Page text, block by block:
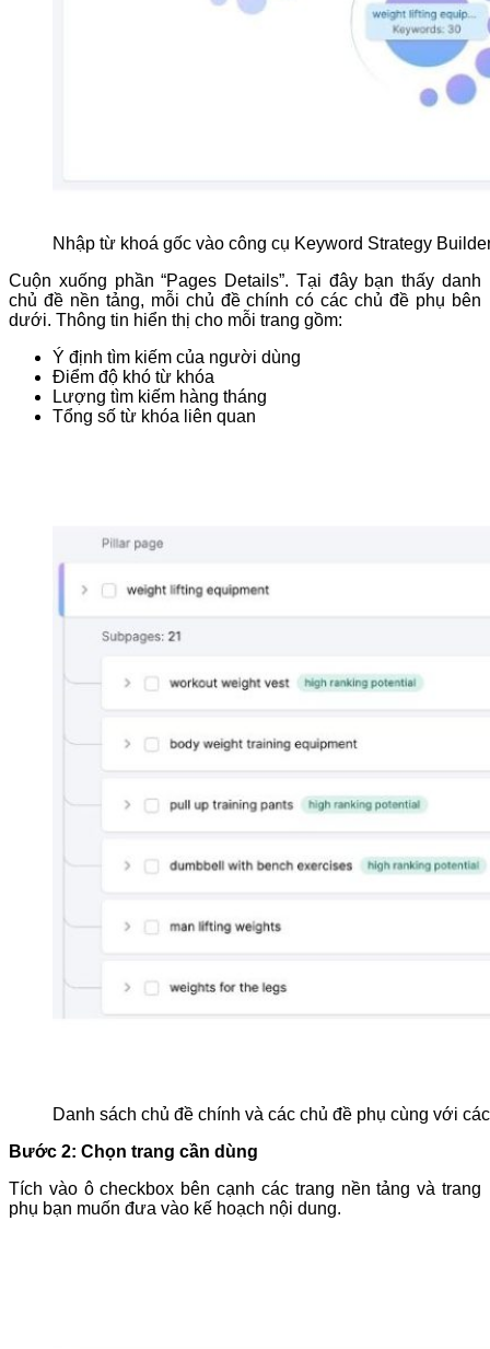
Nhập từ khoá gốc vào công cụ Keyword Strategy
Cuộn xuống phần “Pages Details”. Tại đây bạn thấy danh
chủ đề nền tảng, mỗi chủ đề chính có các chủ đề phụ bên
dưới. Thông tin hiển thị cho mỗi trang gồm:
Ý định tìm kiếm của người dùng
Điểm độ khó từ khóa
Lượng tìm kiếm hàng tháng
Tổng số từ khóa liên quan
Danh sách chủ đề chính và các chủ đề phụ cùng với
Bước 2: Chọn trang cần dùng
Tích vào ô checkbox bên cạnh các trang nền tảng và trang
phụ bạn muốn đưa vào kế hoạch nội dung.